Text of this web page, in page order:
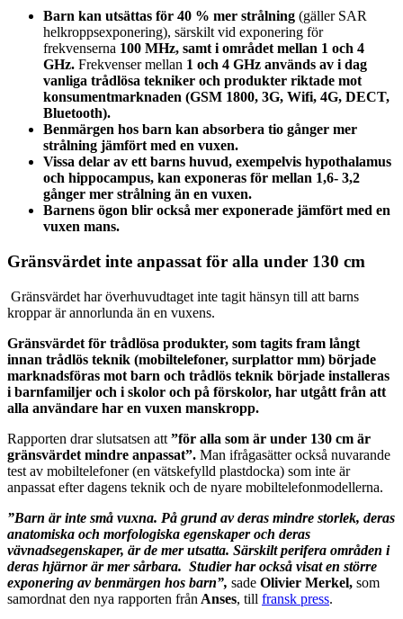
Barn kan utsättas för 40 % mer strålning (gäller SAR
helkroppsexponering), särskilt vid exponering för
frekvenserna 100 MHz, samt i området mellan 1 och 4
GHz. Frekvenser mellan 1 och 4 GHz används av i dag
vanliga trådlösa tekniker och produkter riktade mot
konsumentmarknaden (GSM 1800, 3G, Wifi, 4G, DECT,
Bluetooth).
Benmärgen hos barn kan absorbera tio gånger mer
strålning jämfört med en vuxen.
Vissa delar av ett barns huvud, exempelvis hypothalamus
och hippocampus, kan exponeras för mellan 1,6- 3,2
gånger mer strålning än en vuxen.
Barnens ögon blir också mer exponerade jämfört med en
vuxen mans.
Gränsvärdet inte anpassat för alla under 130 cm
Gränsvärdet har överhuvudtaget inte tagit hänsyn till att barns
kroppar är annorlunda än en vuxens.
Gränsvärdet för trådlösa produkter, som tagits fram långt
innan trådlös teknik (mobiltelefoner, surplattor mm) började
marknadsföras mot barn och trådlös teknik började installeras
i barnfamiljer och i skolor och på förskolor, har utgått från att
alla användare har en vuxen manskropp.
Rapporten drar slutsatsen att ”för alla som är under 130 cm är
gränsvärdet mindre anpassat”. Man ifrågasätter också nuvarande
test av mobiltelefoner (en vätskefylld plastdocka) som inte är
anpassat efter dagens teknik och de nyare mobiltelefonmodellerna.
”Barn är inte små vuxna. På grund av deras mindre storlek, deras
anatomiska och morfologiska egenskaper och deras
vävnadsegenskaper, är de mer utsatta. Särskilt perifera områden i
deras hjärnor är mer sårbara. Studier har också visat en större
exponering av benmärgen hos barn”, sade Olivier Merkel, som
samordnat den nya rapporten från Anses, till fransk press.